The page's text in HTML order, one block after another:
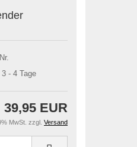
3 - 4 Tage
39,95 EUR
MwSt. zzgl. Versand